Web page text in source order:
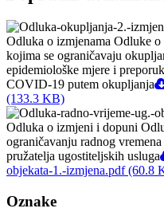
Odluka o izmjenama Odluke
kojima se ograničavaju
epidemiološke mjere i
COVID-19 putem okupljanja
(133.3 KB)
Odluka o izmjeni i dopuni
ograničavanju radnog
pružatelja ugostiteljskih usluga
objekata-1.-izmjena.pdf (60.8
Oznake